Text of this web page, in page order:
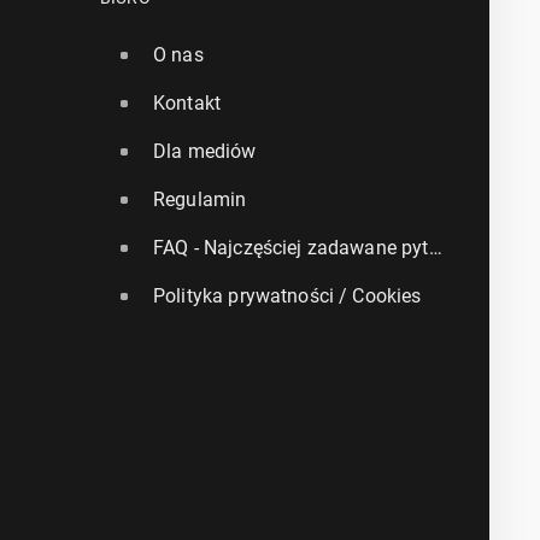
O nas
Kontakt
Dla mediów
Regulamin
FAQ - Najczęściej zadawane pytania
Polityka prywatności / Cookies